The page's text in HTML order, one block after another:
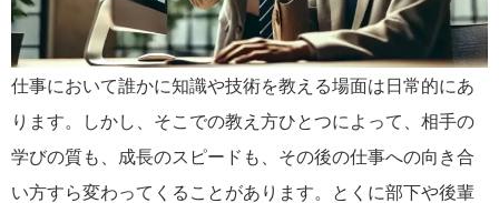
仕事において誰かに知識や技術を教える場面は日常的にあ
ります。しかし、そこでの教え方ひとつによって、相手の
学びの質も、成長のスピードも、その後の仕事への向き合
い方すら変わってくることがあります。とくに部下や後輩